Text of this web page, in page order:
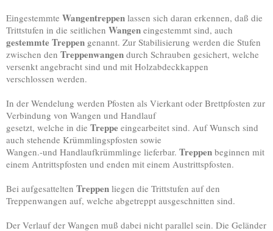
Eingestemmte Wangentreppen lassen sich daran erkennen, daß die
Trittstufen in die seitlichen Wangen eingestemmt sind, auch
gestemmte Treppen genannt. Zur Stabilisierung werden die Stufen
zwischen den Treppenwangen durch Schrauben gesichert, welche
versenkt angebracht sind und mit Holzabdeckkappen
verschlossen werden.
In der Wendelung werden Pfosten als Vierkant oder Brettpfosten zur
Verbindung von Wangen und Handlauf
gesetzt, welche in die Treppe eingearbeitet sind. Auf Wunsch sind
auch stehende Krümmlingspfosten sowie
Wangen.-und Handlaufkrümmlinge lieferbar. Treppen beginnen mit
einem Antrittspfosten und enden mit einem Austrittspfosten.
Bei aufgesattelten Treppen liegen die Trittstufen auf den
Treppenwangen auf, welche abgetreppt ausgeschnitten sind.
Der Verlauf der Wangen muß dabei nicht parallel sein. Die Geländer